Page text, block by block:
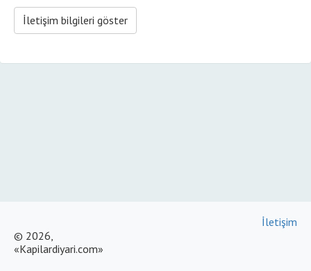
İletişim bilgileri göster
© 2026,
«Kapilardiyari.com»
İletişim